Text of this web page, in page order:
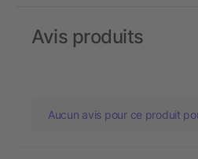
Avis produits
Aucun avis pour ce produit